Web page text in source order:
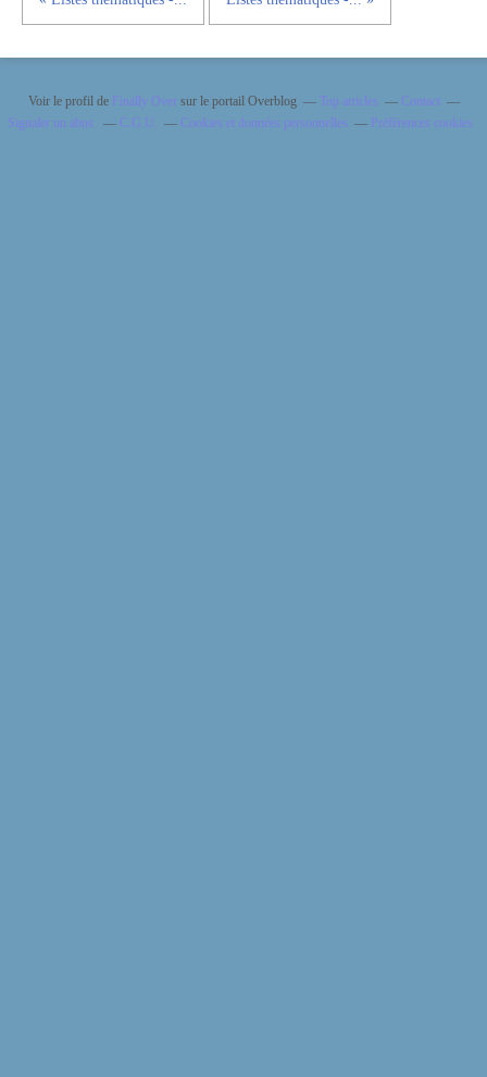
Voir le profil de Finally Oversur le portail Overblog Top articles
Contact
Signaler un abus
C.G.U. Cookies et données personnelles Préférences cookies